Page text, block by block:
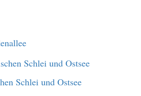
Schlei und Ostsee